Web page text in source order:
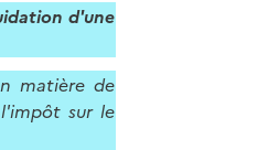
d'une
matière de
sur le